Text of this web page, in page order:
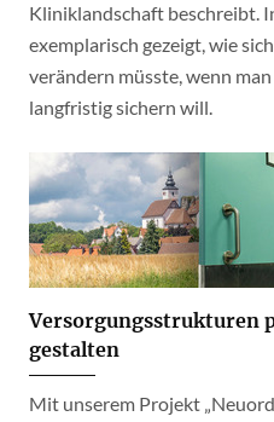
Kliniklandschaft beschreibt.
exemplarisch gezeigt, wie
verändern müsste, wenn
langfristig sichern will.
Versorgungsstrukturen
gestalten
Mit unserem Projekt